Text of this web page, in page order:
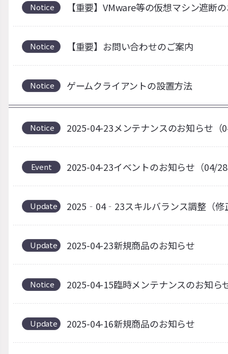
Notice 【重要】VMware等の仮想マシン遮断
Notice 【重要】お問い合わせのご案内
Notice ゲームクライアントの設置方法
Notice 2025-04-23メンテナンスのお知らせ（
Event 2025-04-23イベントのお知らせ（04/
Update 2025‐04‐23スキルバランス調整（修
Update 2025-04-23新規商品のお知らせ
Notice 2025-04-15臨時メンテナンスのお知ら
Update 2025-04-16新規商品のお知らせ